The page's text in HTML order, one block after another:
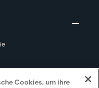
Cookies, um ihre